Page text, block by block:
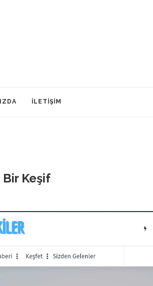
İLETIŞIM
Bir Keşif